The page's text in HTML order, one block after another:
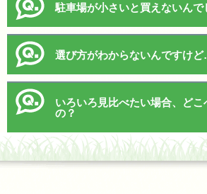
駐車場が小さいと買えないんで
選び方がわからないんですけ
いろいろ見比べたい場合、どこ
の？